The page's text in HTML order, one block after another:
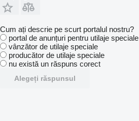
Cum ați descrie pe scurt portalul nostru?
portal de anunțuri pentru utilaje speciale
vânzător de utilaje speciale
producător de utilaje speciale
nu există un răspuns corect
Alegeți răspunsul